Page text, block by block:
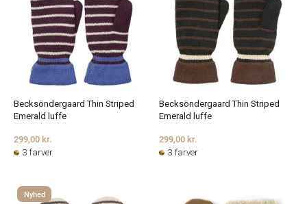
Becksöndergaard Thin Striped
Emerald luffe
299,00 kr.
3 farver
Becksöndergaard Thin Striped
Emerald luffe
299,00 kr.
3 farver
Nyhed